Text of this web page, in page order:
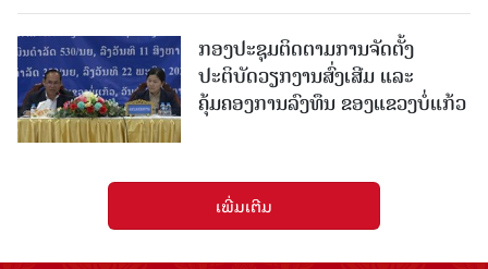
ກອງປະຊຸມຕິດຕາມການຈັດຕັ້ງ
ປະຕິບັດວຽກງານສົ່ງເສີມ ແລະ
ຄຸ້ມຄອງການລົງທຶນ ຂອງແຂວງບໍ່ແກ້ວ
ເພີ່ມເຕີມ